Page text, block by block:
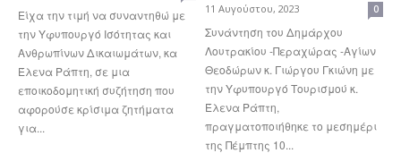
Είχα την τιμή να συναντηθώ με
την Υφυπουργό Ισότητας και
Ανθρωπίνων Δικαιωμάτων, κα
Έλενα Ράπτη, σε μια
εποικοδομητική συζήτηση που
αφορούσε κρίσιμα ζητήματα
για...
11 Αυγούστου, 2023 0
Συνάντηση του Δημάρχου
Λουτρακίου -Περαχώρας -Αγίων
Θεοδώρων κ. Γιώργου Γκιώνη με
την Υφυπουργό Τουρισμού κ.
Έλενα Ράπτη,
πραγματοποιήθηκε το μεσημέρι
της Πέμπτης 10...